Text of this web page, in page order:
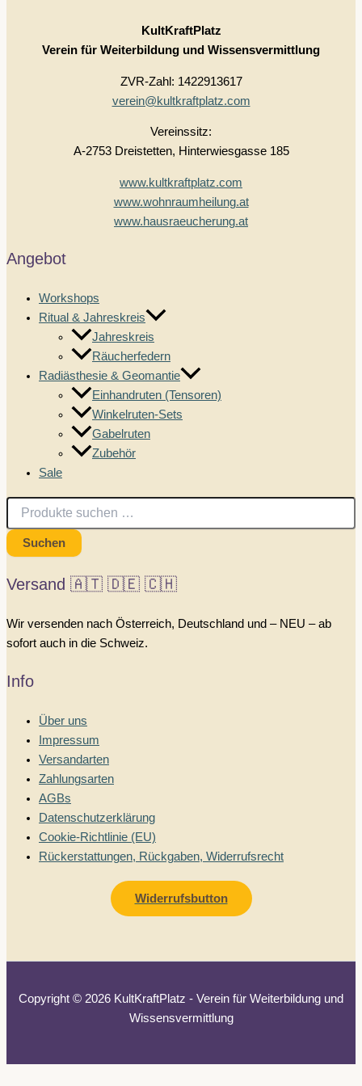
KultKraftPlatz
Verein für Weiterbildung und Wissensvermittlung
ZVR-Zahl: 1422913617
verein@kultkraftplatz.com
Vereinssitz:
A-2753 Dreistetten, Hinterwiesgasse 185
www.kultkraftplatz.com
www.wohnraumheilung.at
www.hausraeucherung.at
Angebot
Workshops
Ritual & Jahreskreis
Jahreskreis
Räucherfedern
Radiästhesie & Geomantie
Einhandruten (Tensoren)
Winkelruten-Sets
Gabelruten
Zubehör
Sale
Suchen
nach:
Suchen
Versand 🇦🇹 🇩🇪 🇨🇭
Wir versenden nach Österreich, Deutschland und – NEU – ab
sofort auch in die Schweiz.
Info
Über uns
Impressum
Versandarten
Zahlungsarten
AGBs
Datenschutzerklärung
Cookie-Richtlinie (EU)
Rückerstattungen, Rückgaben, Widerrufsrecht
Widerrufsbutton
Copyright © 2026 KultKraftPlatz - Verein für Weiterbildung und
Wissensvermittlung